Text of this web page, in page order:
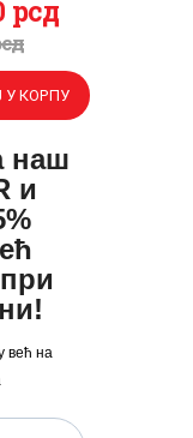
рсд
У КОРПУ
наш
и
већ на